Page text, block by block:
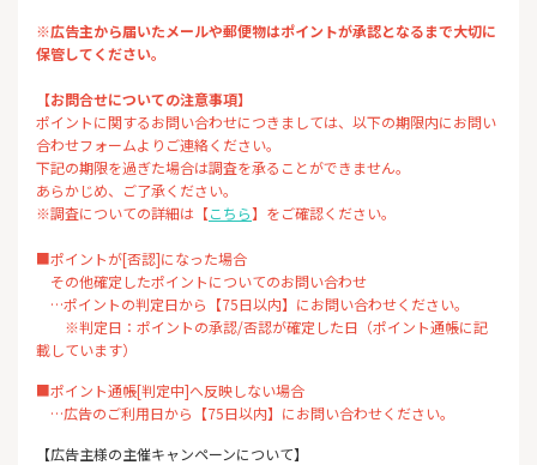
※広告主から届いたメールや郵便物はポイントが承認となるまで大切に
保管してください。
【お問合せについての注意事項】
ポイントに関するお問い合わせにつきましては、以下の期限内にお問い
合わせフォームよりご連絡ください。
下記の期限を過ぎた場合は調査を承ることができません。
あらかじめ、ご了承ください。
※調査についての詳細は【こちら】をご確認ください。
■ポイントが[否認]になった場合
その他確定したポイントについてのお問い合わせ
…ポイントの判定日から【75日以内】にお問い合わせください。
※判定日：ポイントの承認/否認が確定した日（ポイント通帳に記
載しています）
■ポイント通帳[判定中]へ反映しない場合
…広告のご利用日から【75日以内】にお問い合わせください。
【広告主様の主催キャンペーンについて】